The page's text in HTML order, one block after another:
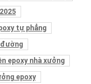
tự phẳng
đường
epoxy nhà xưởng
epoxy